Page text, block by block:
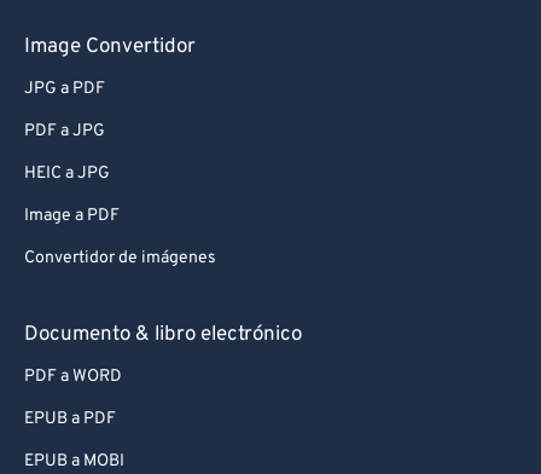
Image Convertidor
JPG a PDF
PDF a JPG
HEIC a JPG
Image a PDF
Convertidor de imágenes
Documento & libro electrónico
PDF a WORD
EPUB a PDF
EPUB a MOBI